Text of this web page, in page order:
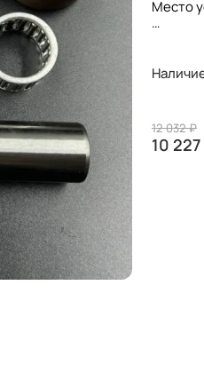
Место
Rotax
12 032 ₽
10